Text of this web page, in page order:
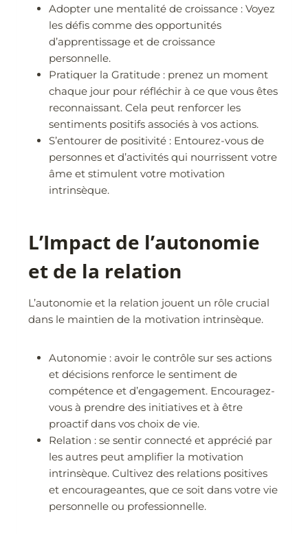
Adopter une mentalité de croissance : Voyez
les défis comme des opportunités
d’apprentissage et de croissance
personnelle.
Pratiquer la Gratitude : prenez un moment
chaque jour pour réfléchir à ce que vous êtes
reconnaissant. Cela peut renforcer les
sentiments positifs associés à vos actions.
S’entourer de positivité : Entourez-vous de
personnes et d’activités qui nourrissent votre
âme et stimulent votre motivation
intrinsèque.
L’Impact de l’autonomie
et de la relation
L’autonomie et la relation jouent un rôle crucial
dans le maintien de la motivation intrinsèque.
Autonomie : avoir le contrôle sur ses actions
et décisions renforce le sentiment de
compétence et d’engagement. Encouragez-
vous à prendre des initiatives et à être
proactif dans vos choix de vie.
Relation : se sentir connecté et apprécié par
les autres peut amplifier la motivation
intrinsèque. Cultivez des relations positives
et encourageantes, que ce soit dans votre vie
personnelle ou professionnelle.